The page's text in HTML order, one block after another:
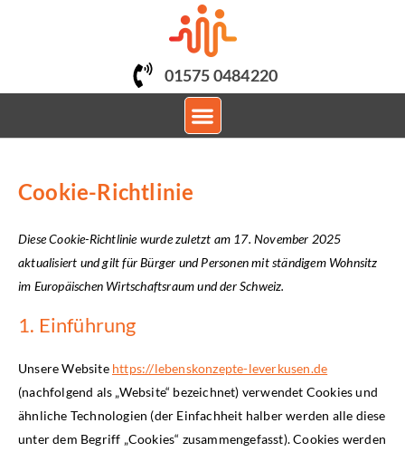
01575 0484220
Cookie-Richtlinie
Diese Cookie-Richtlinie wurde zuletzt am 17. November 2025
aktualisiert und gilt für Bürger und Personen mit ständigem Wohnsitz
im Europäischen Wirtschaftsraum und der Schweiz.
1. Einführung
Unsere Website https://lebenskonzepte-leverkusen.de
(nachfolgend als „Website“ bezeichnet) verwendet Cookies und
ähnliche Technologien (der Einfachheit halber werden alle diese
unter dem Begriff „Cookies“ zusammengefasst). Cookies werden